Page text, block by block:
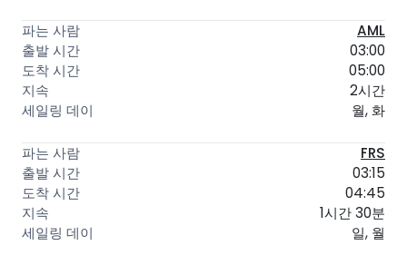
AML
03:00
05:00
2시간
월, 화
FRS
03:15
04:45
1시간 30분
일, 월